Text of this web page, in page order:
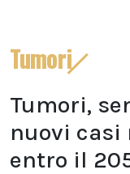
Tumori
Tumori,
nuovi casi
entro il